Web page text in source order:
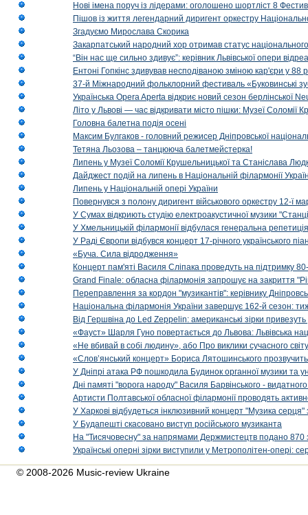
Нові імена поруч із лідерами: оголошено шортліст 8
Пішов із життя легендарний диригент оркестру
Згадуємо Мирослава Скорика
Закарпатський народний хор отримав статус національного
“Він нас ще сильно здивує”: керівник Львівської опери
Ентоні Гопкінс здивував несподіваною зміною кар'єри у 88
37-й Міжнародний фольклорний фестиваль «Буковинські
Українська Opera Aperta відкриє новий сезон берлінської
Літо у Львові — час відкривати місто пішки: Музеї Соломії
Головна балетна подія осені
Максим Булгаков - головний режисер Дніпровської
Тетяна Льозова – танцююча балетмейстерка!
Липень у Музеї Соломії Крушельницької та Станіслава
Дайджест подій на липень в Національній філармонії
Липень у Національній опері України
Повернувся з полону диригент військового оркестру 12-ї
У Сумах відкриють студію електроакустичної музики
У Хмельницькій філармонії відбулася генеральна
У Раді Європи відбувся концерт 17-річного українського
«Буча. Сила відродження»
Концерт пам'яті Василя Сліпака проведуть на підтримку
Grand Finale: обласна філармонія запрошує на закриття
Переправлення за кордон "музикантів": керівнику
Національна філармонія України завершує 162-й сезон:
Від Гершвіна до Led Zeppelin: американські зірки
«Фауст» Шарля Гуно повертається до Львова: Львівська
«Не вбивай в собі людину», або Про виклики сучасного світу
«Слов’янський концерт» Бориса Лятошинського
У Дніпрі атака РФ пошкодила Будинок органної музики та
Дні памяті "ворога народу" Василя Барвінського -
Артисти Полтавської обласної філармонії проводять
У Харкові відбудеться інклюзивний концерт "Музика
У Будапешті скасовано виступ російського музиканта
На "Тисячовесну" за напрямами Держмистецтв подано 870
Українські оперні зірки виступили у Метрополітен-опері:
© 2008-2026 Music-review Ukraine